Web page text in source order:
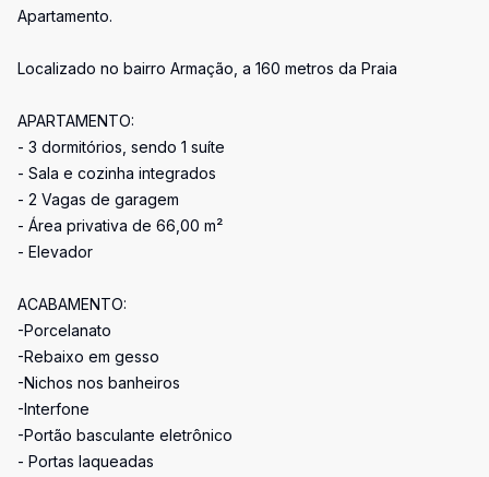
Apartamento.
Localizado no bairro Armação, a 160 metros da Praia
APARTAMENTO:
- 3 dormitórios, sendo 1 suíte
- Sala e cozinha integrados
- 2 Vagas de garagem
- Área privativa de 66,00 m²
- Elevador
ACABAMENTO:
-Porcelanato
-Rebaixo em gesso
-Nichos nos banheiros
-Interfone
-Portão basculante eletrônico
- Portas laqueadas